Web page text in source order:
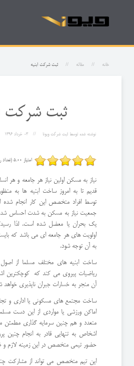
خانه مقاله ثبت شرکت ابنیه
ثبت شرکت
نوشته شده توسطثبت شرکت ویونا 03 خرداد 1396
امتیاز 5.00 (تعداد رای 1)
نیاز به مسکن اولین نیاز هر جامعه و هر
قدیم تا به امروز ساخت ابنیه ها به
توسط افراد متخصص این کار انجام شده
جمعیت نیاز به مسکن به شدت احساس شده
یک بحران یا معضل شده است. لذا
اولویت های هر جامعه ای می باشد که
به آن توجه شود.
ساخت ابنیه های مختلف مسلما از
ریاضیات پیروی می کند که کوچکترین
آن منجر به خسارات جبران ناپذیری خواهد
ساخت مجتمع های مسکونی یا اداری و
اماکن ورزشی یا مواردی از این دست
متعدد و هم چنین سرمایه گذاری مطمئن
اشخاص به تنهایی قادر به انجام چنین
حضور تیمی متخصص در این زمینه لازم
این تیم متخصص می تواند از مشارکت